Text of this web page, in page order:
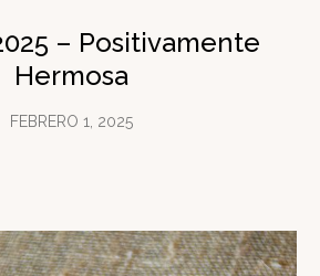
– Positivamente
Hermosa
FEBRERO 1, 2025